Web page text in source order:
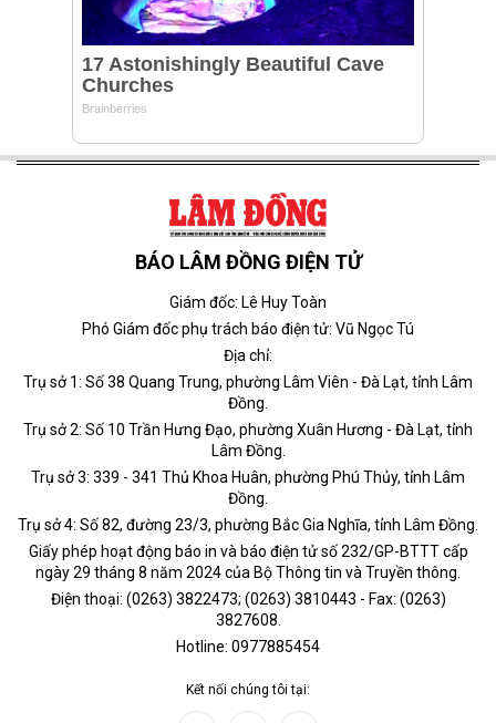
BÁO LÂM ĐỒNG ĐIỆN TỬ
Giám đốc: Lê Huy Toàn
Phó Giám đốc phụ trách báo điện tử: Vũ Ngọc Tú
Địa chỉ:
Trụ sở 1: Số 38 Quang Trung, phường Lâm Viên - Đà Lạt, tỉnh Lâm
Đồng.
Trụ sở 2: Số 10 Trần Hưng Đạo, phường Xuân Hương - Đà Lạt, tỉnh
Lâm Đồng.
Trụ sở 3: 339 - 341 Thủ Khoa Huân, phường Phú Thủy, tỉnh Lâm
Đồng.
Trụ sở 4: Số 82, đường 23/3, phường Bắc Gia Nghĩa, tỉnh Lâm Đồng.
Giấy phép hoạt động báo in và báo điện tử số 232/GP-BTTT cấp
ngày 29 tháng 8 năm 2024 của Bộ Thông tin và Truyền thông.
Điện thoại: (0263) 3822473; (0263) 3810443 - Fax: (0263)
3827608.
Hotline: 0977885454
Kết nối chúng tôi tại: